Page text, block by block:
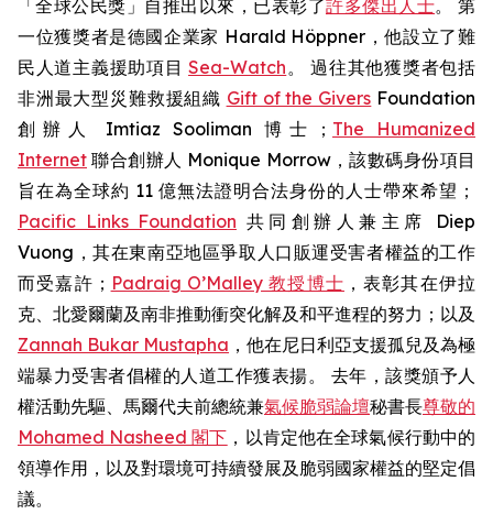
「全球公民獎」自推出以來，已表彰了許多傑出人士。 第
一位獲獎者是德國企業家 Harald Höppner，他設立了難
民人道主義援助項目Sea-Watch。 過往其他獲獎者包括
非洲最大型災難救援組織 Gift of the Givers Foundation
創辦人 Imtiaz Sooliman 博士； The Humanized
Internet 聯合創辦人 Monique Morrow，該數碼身份項目
旨在為全球約 11 億無法證明合法身份的人士帶來希望；
Pacific Links Foundation 共同創辦人兼主席 Diep
Vuong，其在東南亞地區爭取人口販運受害者權益的工作
而受嘉許； Padraig O’Malley 教授博士 ，表彰其在伊拉
克、北愛爾蘭及南非推動衝突化解及和平進程的努力；以及
Zannah Bukar Mustapha ，他在尼日利亞支援孤兒及為極
端暴力受害者倡權的人道工作獲表揚。 去年，該獎頒予人
權活動先驅、馬爾代夫前總統兼氣候脆弱論壇秘書長尊敬的
Mohamed Nasheed 閣下 ，以肯定他在全球氣候行動中的
領導作用，以及對環境可持續發展及脆弱國家權益的堅定倡
議。